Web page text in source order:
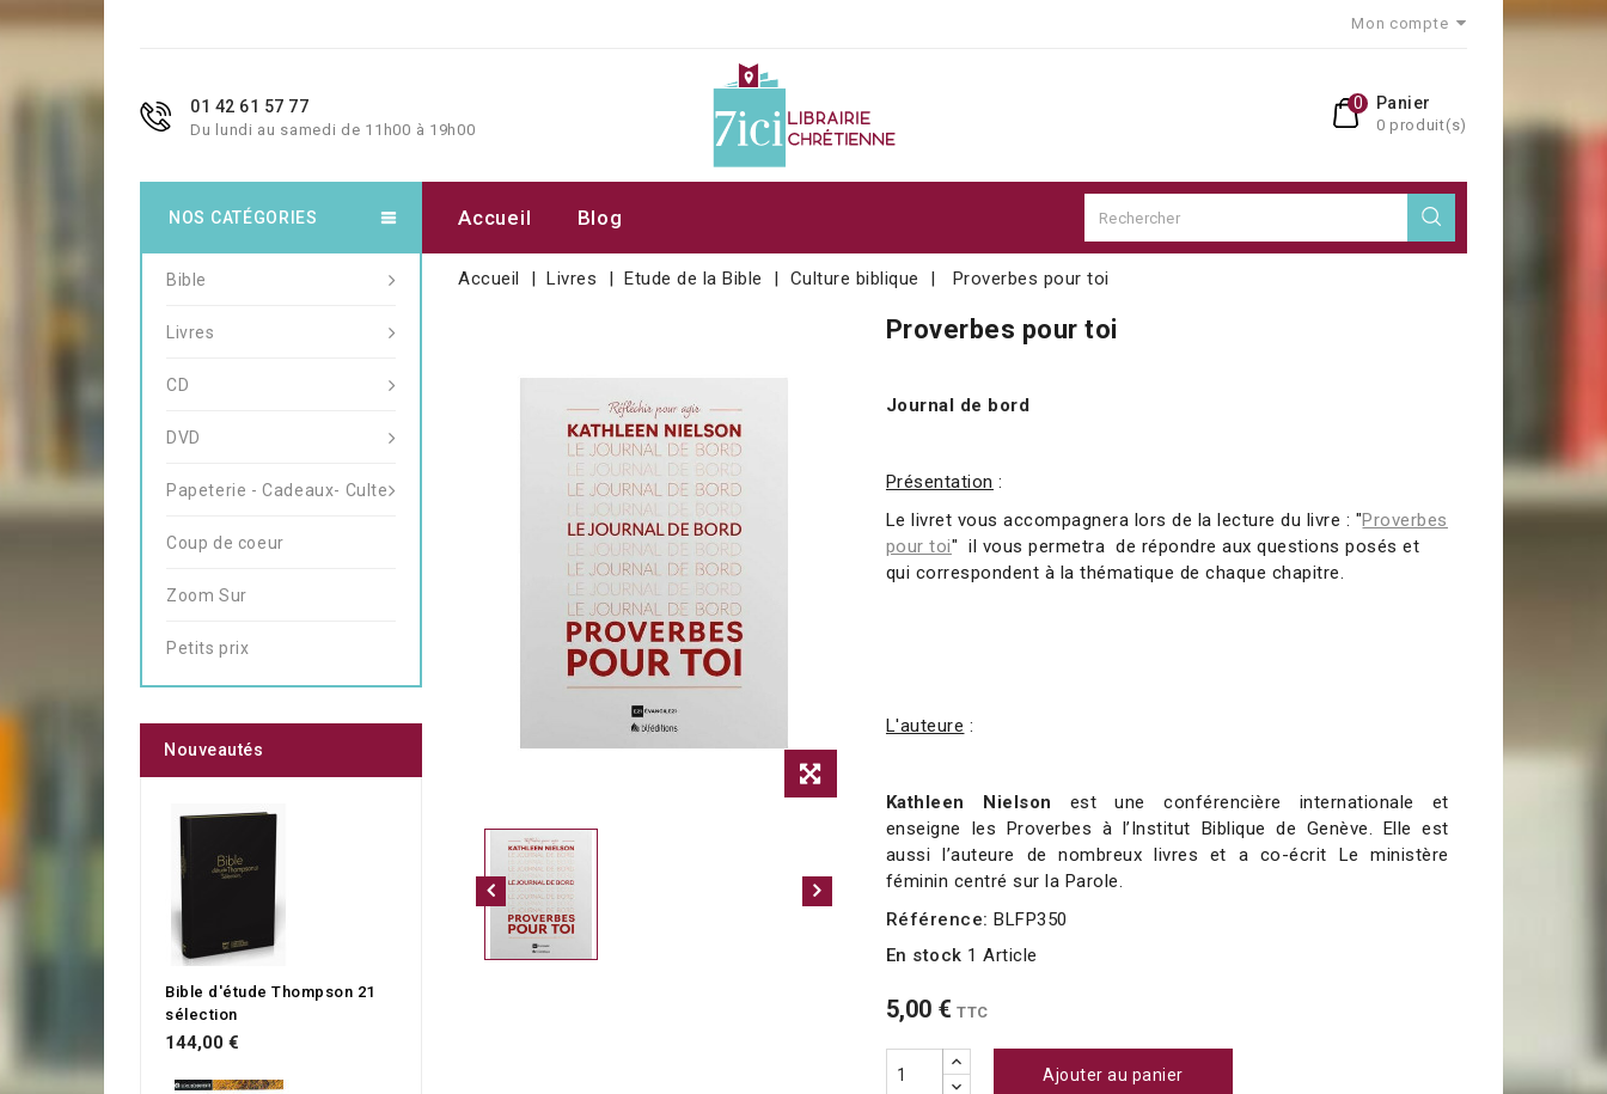
Mon compte
01 42 61 57 77
Du lundi au samedi de 11h00 à 19h00
Panier
0 produit(s)
0
Accueil Blog
Accueil Livres Etude de la Bible Culture biblique Proverbes pour toi
Proverbes pour toi
Journal de bord
Présentation :
Le livret vous accompagnera lors de la lecture du livre : "Proverbes
pour toi" il vous permetra de répondre aux questions posés et
qui correspondent à la thématique de chaque chapitre.
L'auteure :
Kathleen Nielson est une conférencière internationale et
enseigne les Proverbes à l’Institut Biblique de Genève. Elle est
aussi l’auteure de nombreux livres et a co-écrit Le ministère
féminin centré sur la Parole.
Référence: BLFP350
En stock 1 Article
5,00 € TTC
Ajouter au panier
NOS CATÉGORIES
Bible
Livres
CD
DVD
Papeterie - Cadeaux- Culte
Coup de coeur
Zoom Sur
Petits prix
Nouveautés
Bible d'étude Thompson 21
sélection
144,00 €